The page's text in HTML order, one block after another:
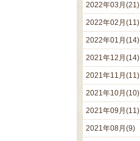
2022年03月(21)
2022年02月(11)
2022年01月(14)
2021年12月(14)
2021年11月(11)
2021年10月(10)
2021年09月(11)
2021年08月(9)